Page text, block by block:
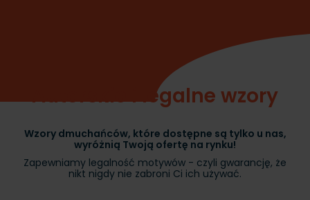
Autorskie i legalne wzory
Wzory dmuchańców, które dostępne są tylko u nas,
wyróżnią Twoją ofertę na rynku!
Zapewniamy legalność motywów - czyli gwarancję, że
nikt nigdy nie zabroni Ci ich używać.